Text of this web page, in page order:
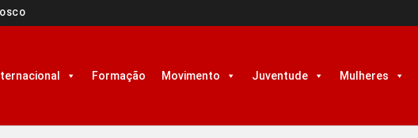
Formação Movimento Juventude Mulheres